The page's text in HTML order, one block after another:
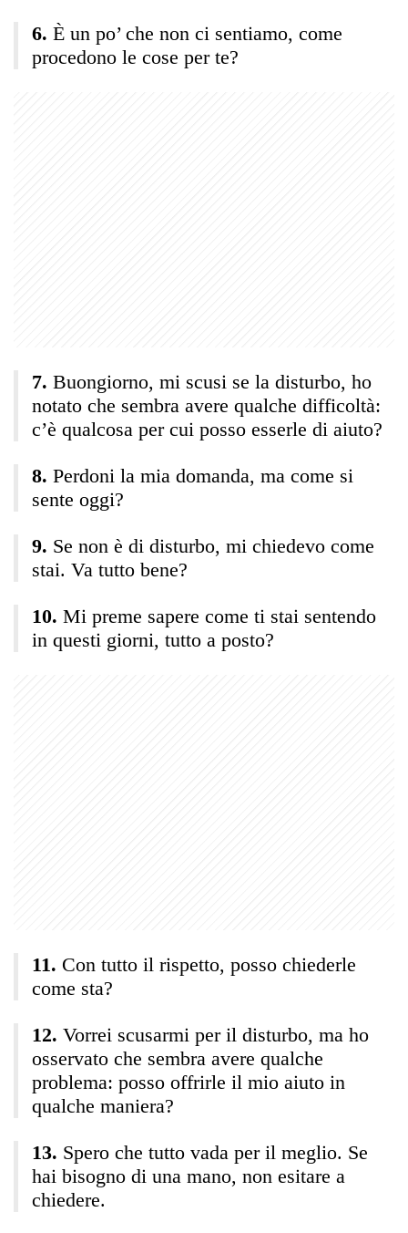
È un po’ che non ci sentiamo, come
procedono le cose per te?
Buongiorno, mi scusi se la disturbo, ho
notato che sembra avere qualche difficoltà:
c’è qualcosa per cui posso esserle di aiuto?
Perdoni la mia domanda, ma come si
sente oggi?
Se non è di disturbo, mi chiedevo come
stai. Va tutto bene?
Mi preme sapere come ti stai sentendo
in questi giorni, tutto a posto?
Con tutto il rispetto, posso chiederle
come sta?
Vorrei scusarmi per il disturbo, ma ho
osservato che sembra avere qualche
problema: posso offrirle il mio aiuto in
qualche maniera?
Spero che tutto vada per il meglio. Se
hai bisogno di una mano, non esitare a
chiedere.